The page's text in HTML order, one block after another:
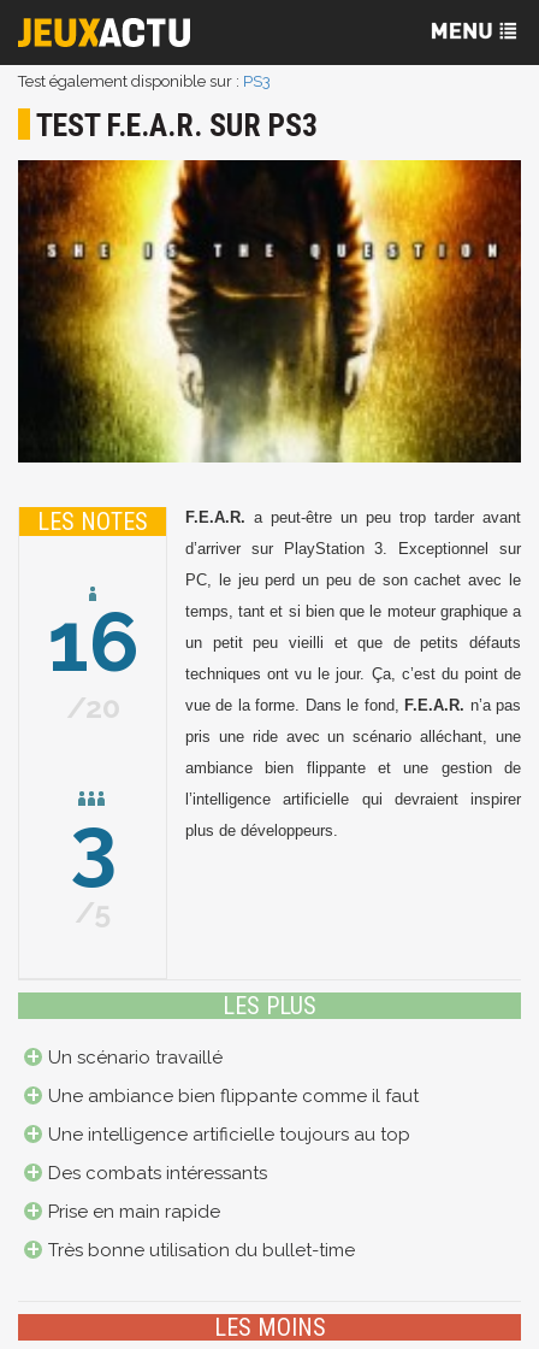
Test également disponible sur : PS3
TEST F.E.A.R. SUR PS3
LES NOTES
16
20
3
5
F.E.A.R. a peut-être un peu trop tarder avant
d’arriver sur PlayStation 3. Exceptionnel sur
PC, le jeu perd un peu de son cachet avec le
temps, tant et si bien que le moteur graphique a
un petit peu vieilli et que de petits défauts
techniques ont vu le jour. Ça, c’est du point de
vue de la forme. Dans le fond, F.E.A.R. n’a pas
pris une ride avec un scénario alléchant, une
ambiance bien flippante et une gestion de
l’intelligence artificielle qui devraient inspirer
plus de développeurs.
LES PLUS
Un scénario travaillé
Une ambiance bien flippante comme il faut
Une intelligence artificielle toujours au top
Des combats intéressants
Prise en main rapide
Très bonne utilisation du bullet-time
LES MOINS